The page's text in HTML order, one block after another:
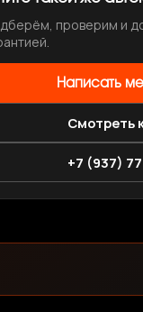
проверим и
Написать
Смотреть
+7 (937)